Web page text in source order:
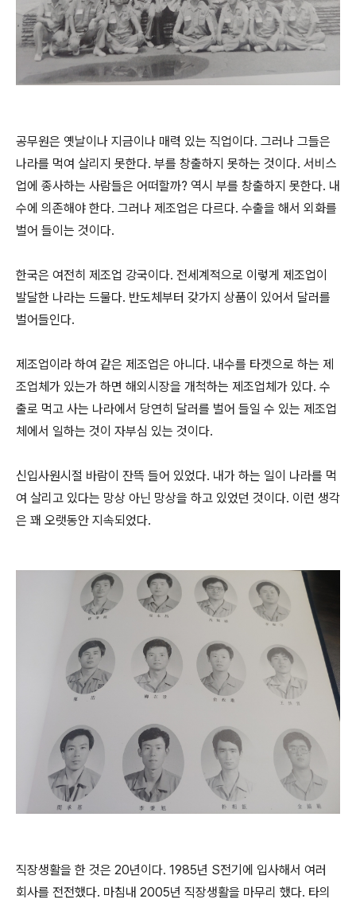
공무원은 옛날이나 지금이나 매력 있는 직업이다. 그러나 그들은
나라를 먹여 살리지 못한다. 부를 창출하지 못하는 것이다. 서비스
업에 종사하는 사람들은 어떠할까? 역시 부를 창출하지 못한다. 내
수에 의존해야 한다. 그러나 제조업은 다르다. 수출을 해서 외화를
벌어 들이는 것이다.
한국은 여전히 제조업 강국이다. 전세계적으로 이렇게 제조업이
발달한 나라는 드물다. 반도체부터 갖가지 상품이 있어서 달러를
벌어들인다.
제조업이라 하여 같은 제조업은 아니다. 내수를 타겟으로 하는 제
조업체가 있는가 하면 해외시장을 개척하는 제조업체가 있다. 수
출로 먹고 사는 나라에서 당연히 달러를 벌어 들일 수 있는 제조업
체에서 일하는 것이 자부심 있는 것이다.
신입사원시절 바람이 잔뜩 들어 있었다. 내가 하는 일이 나라를 먹
여 살리고 있다는 망상 아닌 망상을 하고 있었던 것이다. 이런 생각
은 꽤 오랫동안 지속되었다.
직장생활을 한 것은 20년이다. 1985년 S전기에 입사해서 여러
회사를 전전했다. 마침내 2005년 직장생활을 마무리 했다. 타의